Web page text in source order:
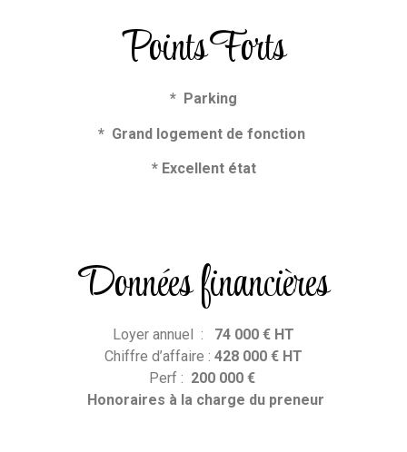
Points Forts
* Parking
* Grand logement de fonction
* Excellent état
Données financières
Loyer annuel : 74 000 € HT
Chiffre d’affaire : 428 000 € HT
Perf : 200 000 €
Honoraires à la charge du preneur